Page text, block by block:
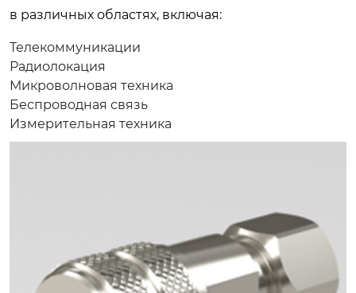
в различных областях, включая:
Телекоммуникации
Радиолокация
Микроволновая техника
Беспроводная связь
Измерительная техника